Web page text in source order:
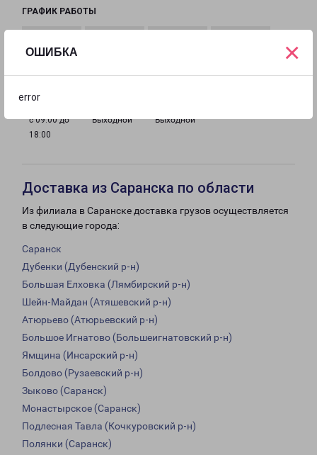
ОШИБКА
error
×
ГРАФИК РАБОТЫ
с 09:00 до
18:00
18:00
18:00
18:00
с 09:00 до
18:00
Выходной Выходной
Доставка из Саранска по области
Из филиала в Саранске доставка грузов осуществляется
в следующие города:
Саранск
Дубенки (Дубенский р-н)
Большая Елховка (Лямбирский р-н)
Шейн-Майдан (Атяшевский р-н)
Атюрьево (Атюрьевский р-н)
Большое Игнатово (Большеигнатовский р-н)
Ямщина (Инсарский р-н)
Болдово (Рузаевский р-н)
Зыково (Саранск)
Монастырское (Саранск)
Подлесная Тавла (Кочкуровский р-н)
Полянки (Саранск)